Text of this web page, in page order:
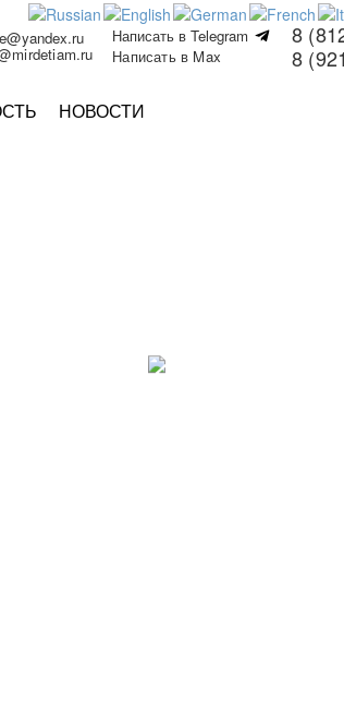
Написать в Telegram
Написать в Max
8
8
НОВОСТИ